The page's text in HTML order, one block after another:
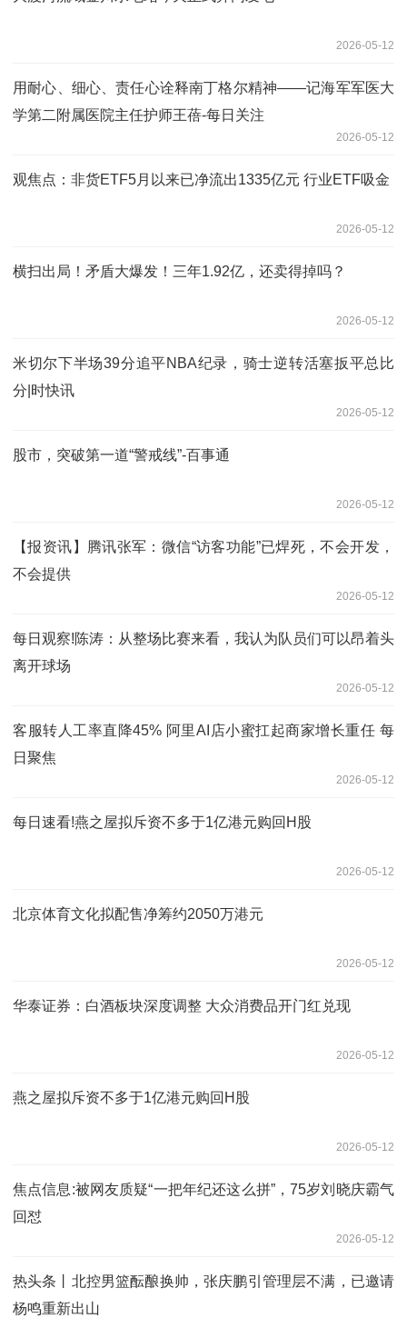
2026-05-12
用耐心、细心、责任心诠释南丁格尔精神——记海军军医大
学第二附属医院主任护师王蓓-每日关注
2026-05-12
观焦点：非货ETF5月以来已净流出1335亿元 行业ETF吸金
2026-05-12
横扫出局！矛盾大爆发！三年1.92亿，还卖得掉吗？
2026-05-12
米切尔下半场39分追平NBA纪录，骑士逆转活塞扳平总比
分|时快讯
2026-05-12
股市，突破第一道“警戒线”-百事通
2026-05-12
【报资讯】腾讯张军：微信“访客功能”已焊死，不会开发，
不会提供
2026-05-12
每日观察!陈涛：从整场比赛来看，我认为队员们可以昂着头
离开球场
2026-05-12
客服转人工率直降45% 阿里AI店小蜜扛起商家增长重任 每
日聚焦
2026-05-12
每日速看!燕之屋拟斥资不多于1亿港元购回H股
2026-05-12
北京体育文化拟配售净筹约2050万港元
2026-05-12
华泰证券：白酒板块深度调整 大众消费品开门红兑现
2026-05-12
燕之屋拟斥资不多于1亿港元购回H股
2026-05-12
焦点信息:被网友质疑“一把年纪还这么拼”，75岁刘晓庆霸气
回怼
2026-05-12
热头条丨北控男篮酝酿换帅，张庆鹏引管理层不满，已邀请
杨鸣重新出山